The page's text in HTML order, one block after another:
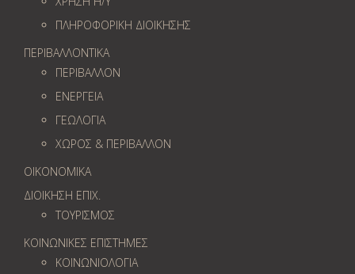
ΠΛΗΡΟΦΟΡΙΚΗ ΔΙΟΙΚΗΣΗΣ
ΠΕΡΙΒΑΛΛΟΝΤΙΚΑ
ΠΕΡΙΒΑΛΛΟΝ
ΕΝΕΡΓΕΙΑ
ΓΕΩΛOΓΙΑ
ΧΩΡΟΣ & ΠΕΡΙΒΑΛΛΟΝ
ΟΙΚΟΝΟΜΙΚΑ
ΔΙΟΙΚΗΣΗ ΕΠΙΧ.
ΤΟΥΡΙΣΜΟΣ
ΚΟΙΝΩΝΙΚΕΣ ΕΠΙΣΤΗΜΕΣ
ΚΟΙΝΩΝΙΟΛΟΓΙΑ